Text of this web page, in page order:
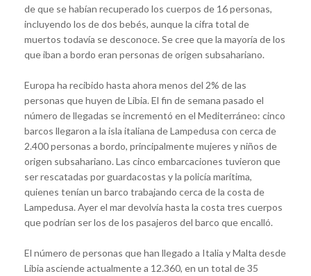
de que se habían recuperado los cuerpos de 16 personas,
incluyendo los de dos bebés, aunque la cifra total de
muertos todavía se desconoce. Se cree que la mayoría de los
que iban a bordo eran personas de origen subsahariano.
Europa ha recibido hasta ahora menos del 2% de las
personas que huyen de Libia. El fin de semana pasado el
número de llegadas se incrementó en el Mediterráneo: cinco
barcos llegaron a la isla italiana de Lampedusa con cerca de
2.400 personas a bordo, principalmente mujeres y niños de
origen subsahariano. Las cinco embarcaciones tuvieron que
ser rescatadas por guardacostas y la policía marítima,
quienes tenían un barco trabajando cerca de la costa de
Lampedusa. Ayer el mar devolvía hasta la costa tres cuerpos
que podrían ser los de los pasajeros del barco que encalló.
El número de personas que han llegado a Italia y Malta desde
Libia asciende actualmente a 12.360, en un total de 35